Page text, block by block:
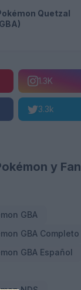
Quetzal
1.3K
3.3k
y Fan
GBA
GBA Completo
GBA Español